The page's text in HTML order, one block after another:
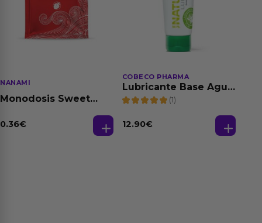
NANAMI
Monodosis Sweet
0.36€
COBECO PHARMA
Lubricante Base Agua
100% Natural 125 ml
(1)
12.90€